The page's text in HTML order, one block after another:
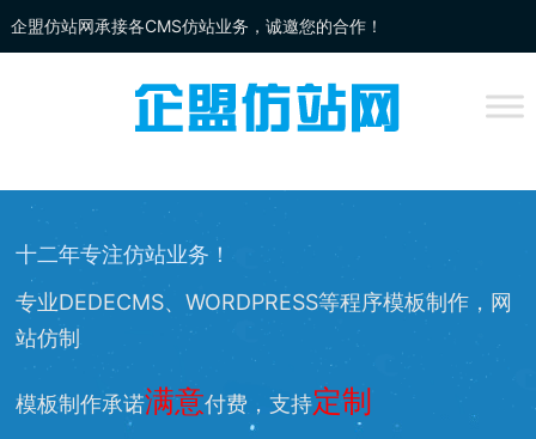
企盟仿站网承接各CMS仿站业务，诚邀您的合作！
DEDECMS仿站 、WORDPRESS仿站
、网站兼容等服务，欢迎您的访问！
十二年专注仿站业务！
专业DEDECMS、WORDPRESS等程序模板制作，网
站仿制
模板制作承诺满意付费，支持定制